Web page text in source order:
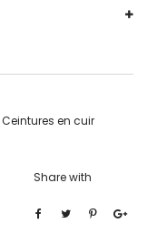
Ceintures en cuir
Share with